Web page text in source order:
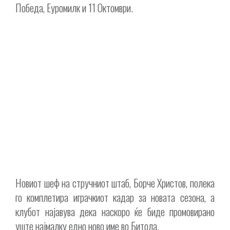
Победа, Еуромилк и 11 Октомври.
Новиот шеф на стручниот штаб, Борче Христов, полека
го комплетира играчкиот кадар за новата сезона, а
клубот најавува дека наскоро ќе биде промовирано
уште најмалку едно ново име во Битола.